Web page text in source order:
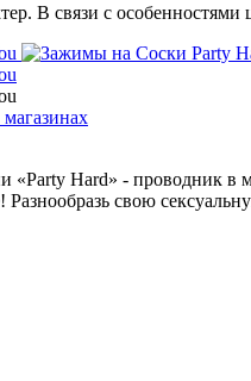
В связи с особенностями
«Party Hard» - проводник
Разнообразь свою